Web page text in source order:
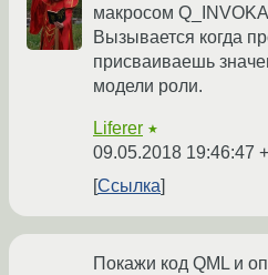
макросом
Вызывается когда
присваиваешь
модели роли.
Liferer ★
09.05.2018 19:46:47
Ссылка
Покажи код QML и